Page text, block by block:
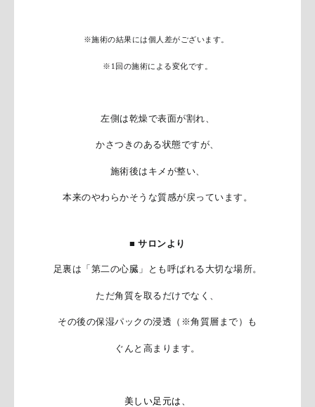
※施術の結果には個人差がございます。
※1回の施術による変化です。
左側は乾燥で表面が割れ、
かさつきのある状態ですが、
施術後はキメが整い、
本来のやわらかそうな質感が戻っています。
■ サロンより
足裏は「第二の心臓」とも呼ばれる大切な場所。
ただ角質を取るだけでなく、
その後の保湿パックの浸透（※角質層まで）も
ぐんと高まります。
美しい足元は、